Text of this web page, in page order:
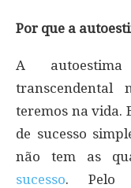
Por que a
A
transcendental
teremos na vida.
de sucesso
não tem as
sucesso. Pelo